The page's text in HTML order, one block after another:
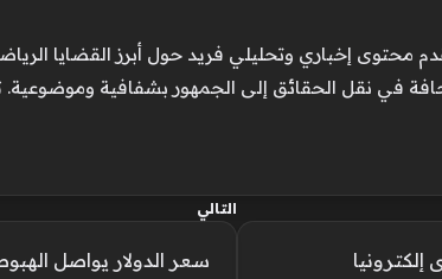
إخباري وتحليلي فريد حول أبرز القضايا
في نقل الحقائق إلى الجمهور بشفافية وموضوعية.
شكوى إلكترونيا
التالي
سعر الدولار يواصل